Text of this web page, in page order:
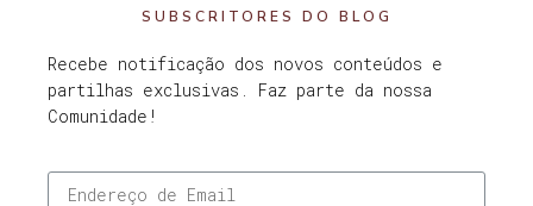
SUBSCRITORES DO BLOG
Recebe notificação dos novos conteúdos e
partilhas exclusivas. Faz parte da nossa
Comunidade!